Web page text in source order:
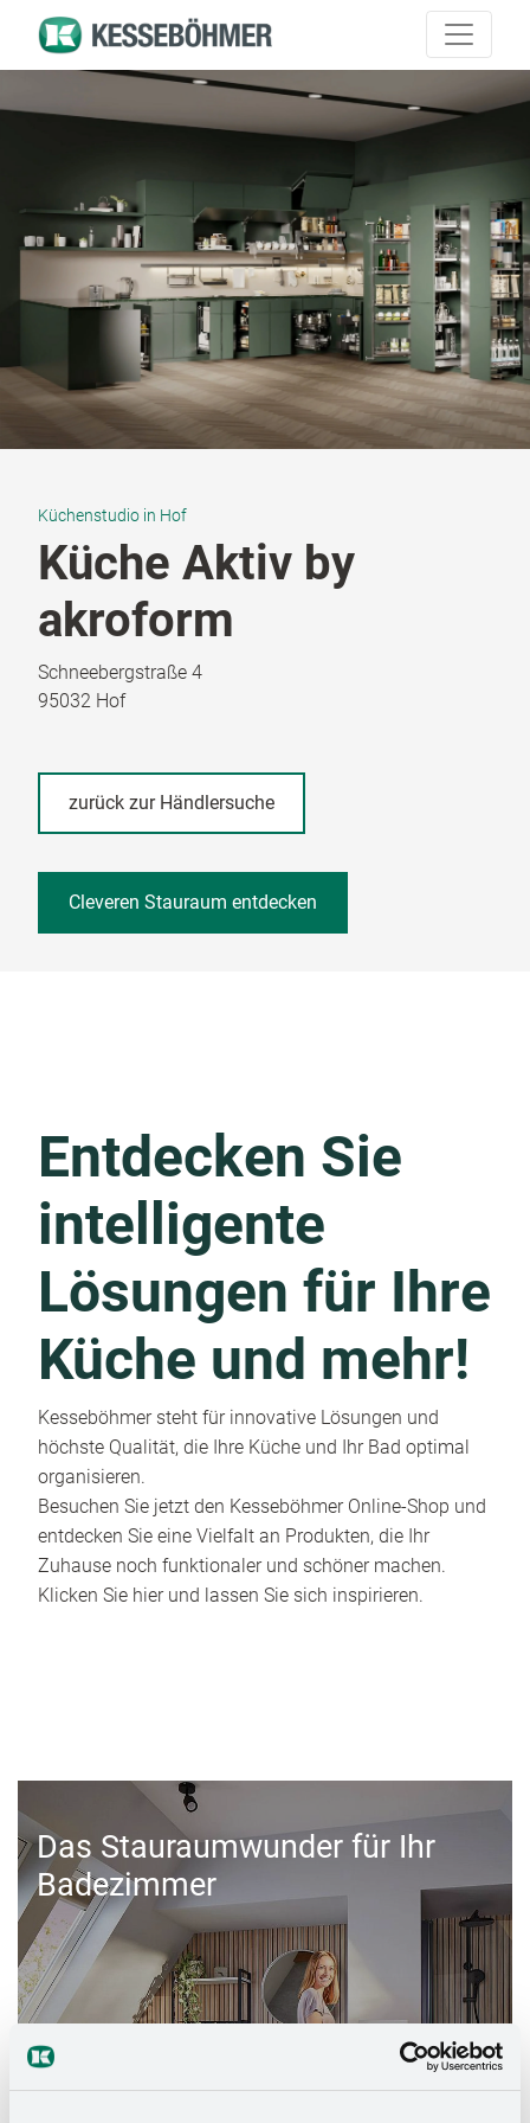
Küchenstudio in Hof
Küche Aktiv by
akroform
Schneebergstraße 4
95032 Hof
zurück zur Händlersuche
Cleveren Stauraum entdecken
Entdecken Sie
intelligente
Lösungen für Ihre
Küche und mehr!
Kesseböhmer steht für innovative Lösungen und
höchste Qualität, die Ihre Küche und Ihr Bad optimal
organisieren.
Besuchen Sie jetzt den Kesseböhmer Online-Shop und
entdecken Sie eine Vielfalt an Produkten, die Ihr
Zuhause noch funktionaler und schöner machen.
Klicken Sie hier und lassen Sie sich inspirieren.
Das Stauraumwunder für Ihr
Badezimmer